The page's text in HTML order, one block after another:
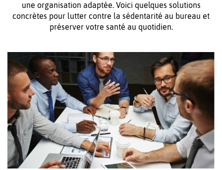
une organisation adaptée. Voici quelques solutions
concrètes pour lutter contre la sédentarité au bureau et
préserver votre santé au quotidien.